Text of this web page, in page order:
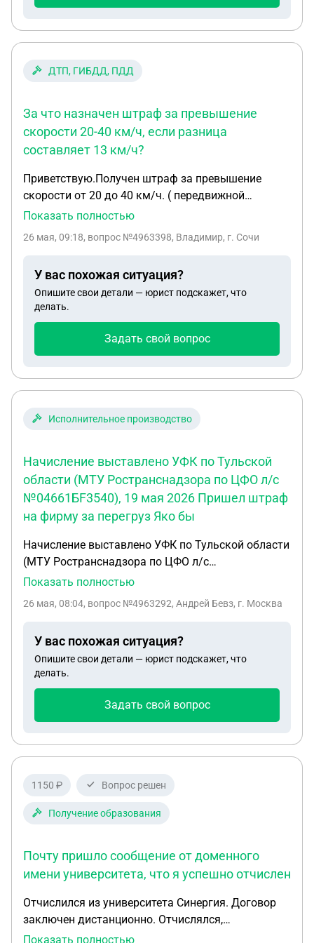
ДТП, ГИБДД, ПДД
За что назначен штраф за превышение
скорости 20-40 км/ч, если разница
составляет 13 км/ч?
Приветствую.Получен штраф за превышение
скорости от 20 до 40 км/ч. ( передвижной
комплекс кордон) На фото нарушения скорость
скорость для легковых/грузовых/ автобусов :
назначен штраф?
Показать полностью
26 мая, 09:18, вопрос №4963398, Владимир, г. Сочи
У вас похожая ситуация?
Опишите свои детали — юрист подскажет, что
делать.
Задать свой вопрос
Исполнительное производство
Начисление выставлено УФК по Тульской
области (МТУ Ространснадзора по ЦФО л/с
№04661БF3540), 19 мая 2026 Пришел штраф
на фирму за перегруз Яко бы
Начисление выставлено УФК по Тульской области
(МТУ Ространснадзора по ЦФО л/с
№04661БF3540), 19 мая 2026 Пришел штраф на
вообще пустая !! Есть видео которое водитель
оспорить штраф ?
Показать полностью
26 мая, 08:04, вопрос №4963292, Андрей Бевз, г. Москва
У вас похожая ситуация?
Опишите свои детали — юрист подскажет, что
делать.
Задать свой вопрос
1150 ₽ Вопрос решен
Получение образования
Почту пришло сообщение от доменного
имени университета, что я успешно отчислен
Отчислился из университета Синергия. Договор
заключен дистанционно. Отчислялся,
соответственно, тоже дистанционно, подписав
Показать полностью